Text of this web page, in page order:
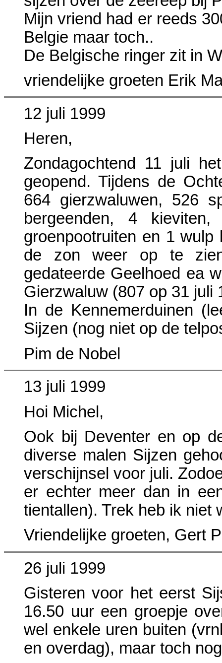
Mijn vriend had er reeds
Belgie maar toch..
De Belgische ringer zit in
vriendelijke groeten Erik
12 juli 1999
Heren,
Zondagochtend 11 juli
geopend. Tijdens de
664 gierzwaluwen, 526
bergeenden, 4
groenpootruiten en 1
de zon weer op te
gedateerde Geelhoed ea
Gierzwaluw (807 op 31 juli
In de Kennemerduinen
Sijzen (nog niet op de
Pim de Nobel
13 juli 1999
Hoi Michel,
Ook bij Deventer en op
diverse malen Sijzen
verschijnsel voor juli.
er echter meer dan in
tientallen). Trek heb ik niet
Vriendelijke groeten, Gert
26 juli 1999
Gisteren voor het eerst
16.50 uur een groepje
wel enkele uren buiten
en overdag), maar toch